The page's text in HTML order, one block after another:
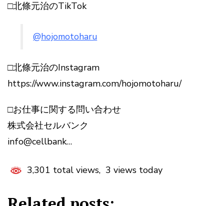
□北條元治のTikTok
@hojomotoharu
□北條元治のInstagram
https://www.instagram.com/hojomotoharu/
□お仕事に関する問い合わせ
株式会社セルバンク
info@cellbank…
3,301 total views, 3 views today